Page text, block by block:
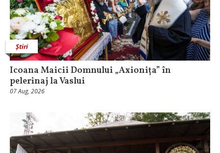
Știri
Icoana Maicii Domnului „Axionița” în
pelerinaj la Vaslui
07 Aug, 2026